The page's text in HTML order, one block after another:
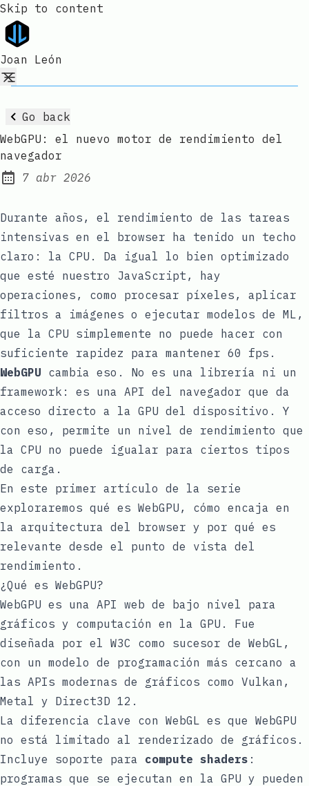
Skip to content
Joan León
Go back
WebGPU: el nuevo motor de rendimiento del
navegador
Published:
7 abr 2026
Durante años, el rendimiento de las tareas
intensivas en el browser ha tenido un techo
claro: la CPU. Da igual lo bien optimizado
que esté nuestro JavaScript, hay
operaciones, como procesar píxeles, aplicar
filtros a imágenes o ejecutar modelos de ML,
que la CPU simplemente no puede hacer con
suficiente rapidez para mantener 60 fps.
WebGPU cambia eso. No es una librería ni un
framework: es una API del navegador que da
acceso directo a la GPU del dispositivo. Y
con eso, permite un nivel de rendimiento que
la CPU no puede igualar para ciertos tipos
de carga.
En este primer artículo de la serie
exploraremos qué es WebGPU, cómo encaja en
la arquitectura del browser y por qué es
relevante desde el punto de vista del
rendimiento.
¿Qué es WebGPU?
WebGPU es una API web de bajo nivel para
gráficos y computación en la GPU. Fue
diseñada por el W3C como sucesor de WebGL,
con un modelo de programación más cercano a
las APIs modernas de gráficos como Vulkan,
Metal y Direct3D 12.
La diferencia clave con WebGL es que WebGPU
no está limitado al renderizado de gráficos.
Incluye soporte para compute shaders :
programas que se ejecutan en la GPU y pueden